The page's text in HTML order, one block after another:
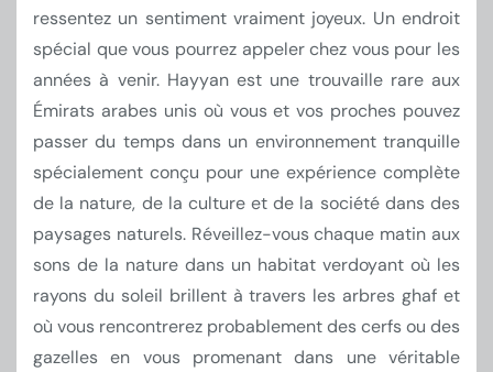
ressentez un sentiment vraiment joyeux. Un endroit
spécial que vous pourrez appeler chez vous pour les
années à venir. Hayyan est une trouvaille rare aux
Émirats arabes unis où vous et vos proches pouvez
passer du temps dans un environnement tranquille
spécialement conçu pour une expérience complète
de la nature, de la culture et de la société dans des
paysages naturels. Réveillez-vous chaque matin aux
sons de la nature dans un habitat verdoyant où les
rayons du soleil brillent à travers les arbres ghaf et
où vous rencontrerez probablement des cerfs ou des
gazelles en vous promenant dans une véritable